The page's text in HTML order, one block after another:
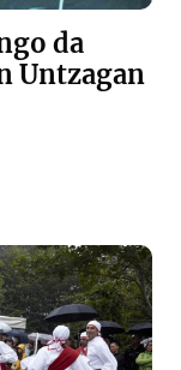
da
Untzagan